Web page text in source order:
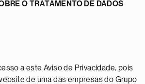
O TRATAMENTO DE DADOS
a este Aviso de Privacidade, pois
de uma das empresas do Grupo